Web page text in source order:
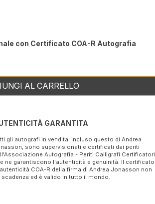
con Certificato COA-R Autografia
AL CARRELLO
GARANTITA
gli autografi in vendita, incluso questo di Andrea
sono supervisionati e certificati dai periti
Autografia - Periti Calligrafi Certificatori
ne garantiscono l'autenticità e genuinità. Il certificato
COA-R della firma di Andrea Jonasson non
scadenza ed è valido in tutto il mondo.